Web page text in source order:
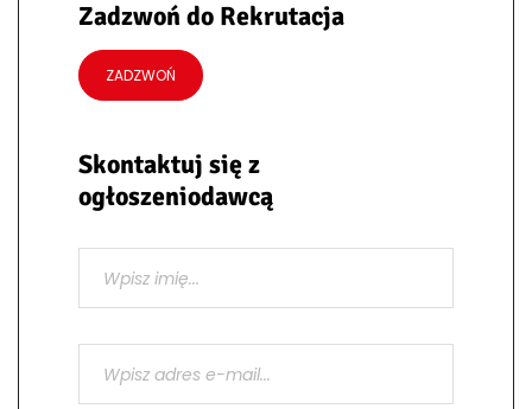
Zadzwoń do Rekrutacja
ZADZWOŃ
Skontaktuj się z
ogłoszeniodawcą